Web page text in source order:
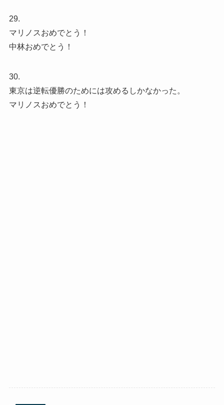
29.
マリノスおめでとう！
中林おめでとう！
30.
東京は逆転優勝のためには攻めるしかなかった。
マリノスおめでとう！